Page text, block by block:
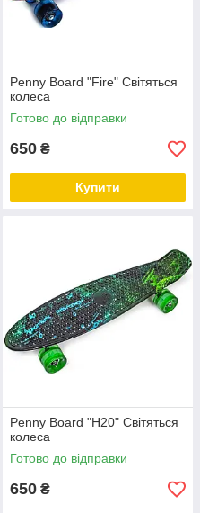
Penny Board "Fire" Світяться
колеса
Готово до відправки
650 ₴
Купити
Penny Board "H20" Світяться
колеса
Готово до відправки
650 ₴